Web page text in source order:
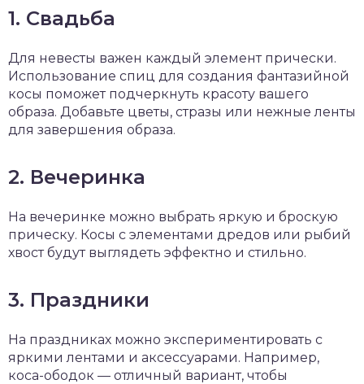
1. Свадьба
Для невесты важен каждый элемент прически.
Использование спиц для создания фантазийной
косы поможет подчеркнуть красоту вашего
образа. Добавьте цветы, стразы или нежные ленты
для завершения образа.
2. Вечеринка
На вечеринке можно выбрать яркую и броскую
прическу. Косы с элементами дредов или рыбий
хвост будут выглядеть эффектно и стильно.
3. Праздники
На праздниках можно экспериментировать с
яркими лентами и аксессуарами. Например,
коса-ободок — отличный вариант, чтобы